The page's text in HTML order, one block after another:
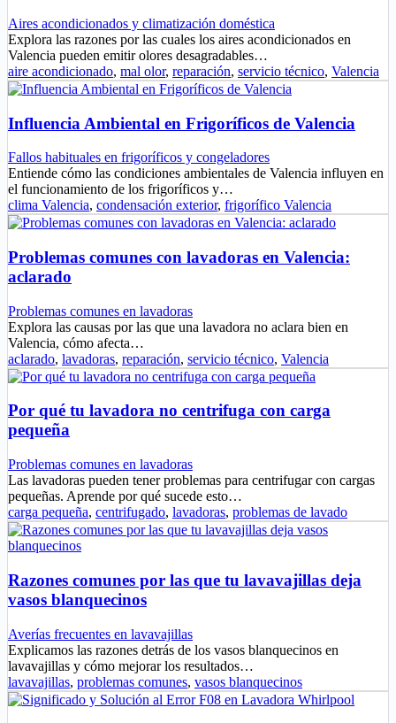
Aires acondicionados y climatización doméstica
Explora las razones por las cuales los aires acondicionados en
Valencia pueden emitir olores desagradables…
aire acondicionado, mal olor, reparación, servicio técnico, Valencia
Influencia Ambiental en Frigoríficos de Valencia
Fallos habituales en frigoríficos y congeladores
Entiende cómo las condiciones ambientales de Valencia influyen en
el funcionamiento de los frigoríficos y…
clima Valencia, condensación exterior, frigorífico Valencia
Problemas comunes con lavadoras en Valencia:
aclarado
Problemas comunes en lavadoras
Explora las causas por las que una lavadora no aclara bien en
Valencia, cómo afecta…
aclarado, lavadoras, reparación, servicio técnico, Valencia
Por qué tu lavadora no centrifuga con carga
pequeña
Problemas comunes en lavadoras
Las lavadoras pueden tener problemas para centrifugar con cargas
pequeñas. Aprende por qué sucede esto…
carga pequeña, centrifugado, lavadoras, problemas de lavado
Razones comunes por las que tu lavavajillas deja
vasos blanquecinos
Averías frecuentes en lavavajillas
Explicamos las razones detrás de los vasos blanquecinos en
lavavajillas y cómo mejorar los resultados…
lavavajillas, problemas comunes, vasos blanquecinos